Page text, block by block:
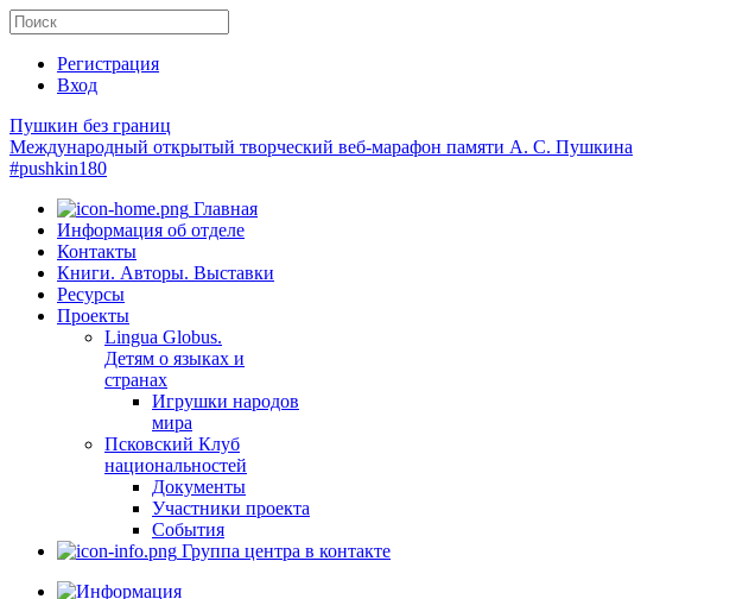
Регистрация
Вход
Пушкин без границ
Международный открытый творческий веб-марафон памяти А. С. Пушкина
#pushkin180
Главная
Информация об отделе
Контакты
Книги. Авторы. Выставки
Ресурсы
Проекты
Lingua Globus.
Детям о языках и
странах
Игрушки народов
мира
Псковский Клуб
национальностей
Документы
Участники проекта
События
Группа центра в контакте